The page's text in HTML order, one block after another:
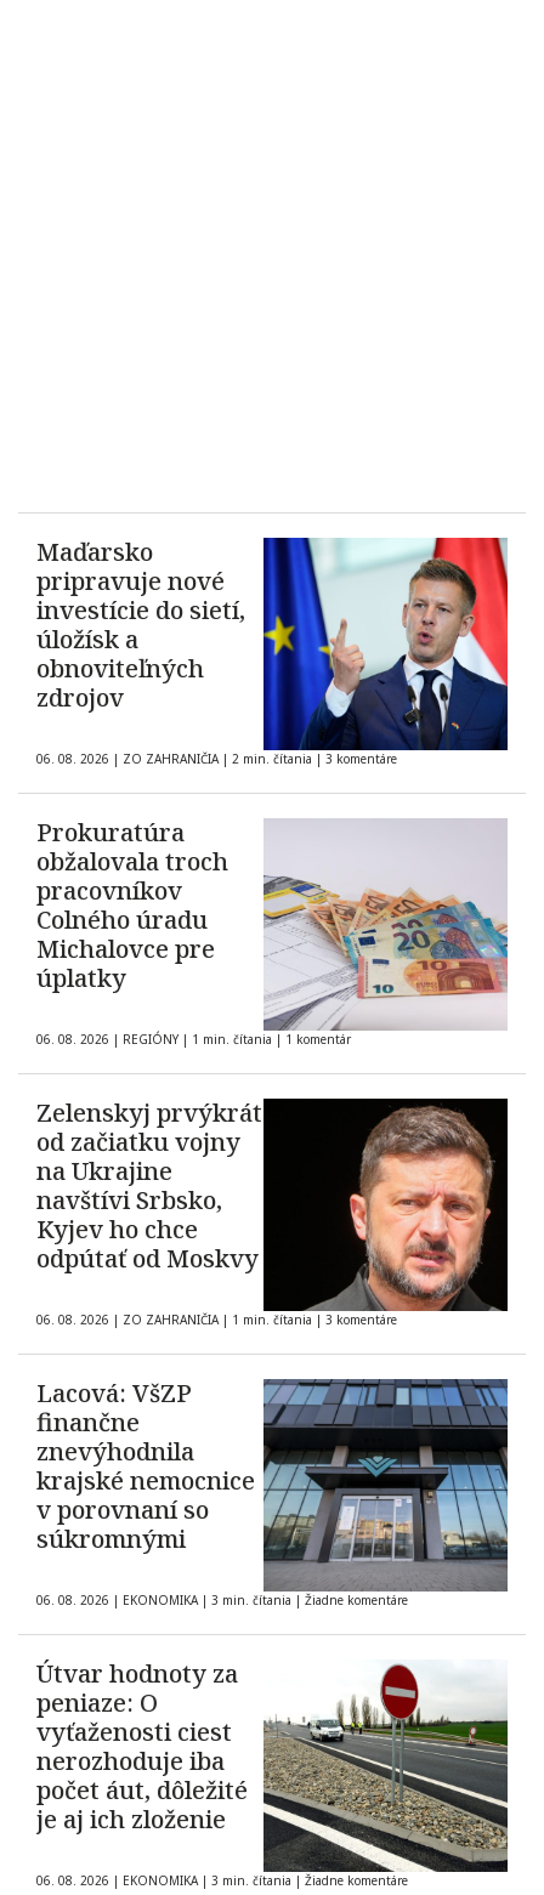
Maďarsko
pripravuje nové
investície do sietí,
úložísk a
obnoviteľných
zdrojov
06. 08. 2026 | ZO ZAHRANIČIA | 2 min. čítania | 3 komentáre
Prokuratúra
obžalovala troch
pracovníkov
Colného úradu
Michalovce pre
úplatky
06. 08. 2026 | REGIÓNY | 1 min. čítania | 1 komentár
Zelenskyj prvýkrát
od začiatku vojny
na Ukrajine
navštívi Srbsko,
Kyjev ho chce
odpútať od Moskvy
06. 08. 2026 | ZO ZAHRANIČIA | 1 min. čítania | 3 komentáre
Lacová: VšZP
finančne
znevýhodnila
krajské nemocnice
v porovnaní so
súkromnými
06. 08. 2026 | EKONOMIKA | 3 min. čítania | Žiadne komentáre
Útvar hodnoty za
peniaze: O
vyťaženosti ciest
nerozhoduje iba
počet áut, dôležité
je aj ich zloženie
06. 08. 2026 | EKONOMIKA | 3 min. čítania | Žiadne komentáre